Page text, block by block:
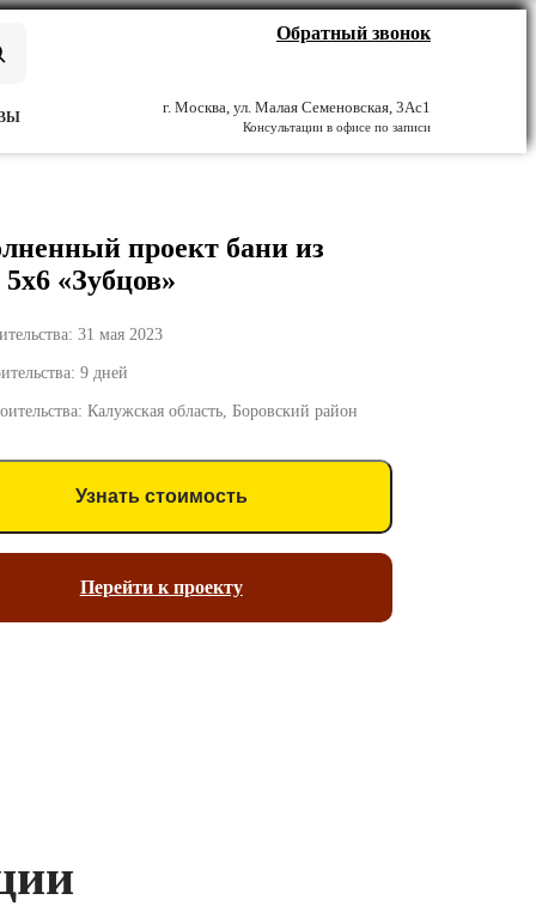
Обратный звонок
г. Москва, ул. Малая Семеновская, 3Ас1
Консультации в офисе по записи
проект бани из
5х6 «Зубцов»
31 мая 2023
9 дней
Калужская область, Боровский район
Узнать стоимость
Перейти к проекту